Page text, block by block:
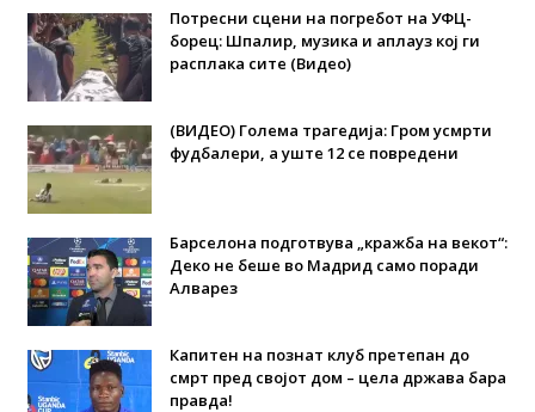
Потресни сцени на погребот на УФЦ-
борец: Шпалир, музика и аплауз кој ги
расплака сите (Видео)
(ВИДЕО) Голема трагедија: Гром усмрти
фудбалери, а уште 12 се повредени
Барселона подготвува „кражба на векот“:
Деко не беше во Мадрид само поради
Алварез
Капитен на познат клуб претепан до
смрт пред својот дом – цела држава бара
правда!